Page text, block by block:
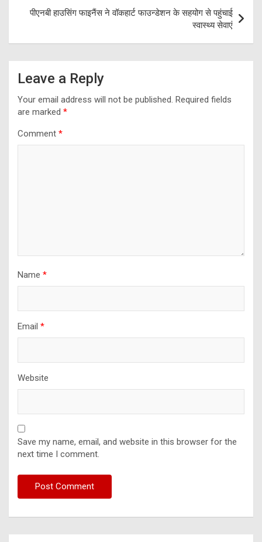
पीएनबी हाउसिंग फाइनैंस ने वॉकहार्ट फाउन्डेशन के सहयोग से पहुंचाई
स्वास्थ्य सेवाएं
Leave a Reply
Your email address will not be published. Required fields
are marked *
Comment *
Name *
Email *
Website
Save my name, email, and website in this browser for the
next time I comment.